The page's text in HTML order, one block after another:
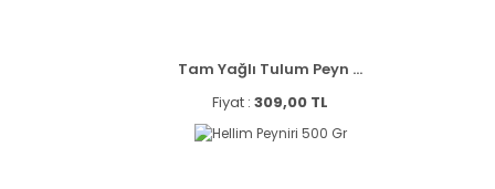
Tam Yağlı Tulum Peyn ...
Fiyat : 309,00 TL